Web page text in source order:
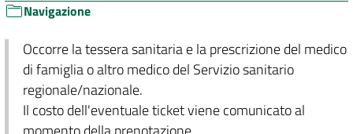
Navigazione
Occorre la tessera sanitaria e la prescrizione del medico
di famiglia o altro medico del Servizio sanitario
regionale/nazionale.
Il costo dell'eventuale ticket viene comunicato al